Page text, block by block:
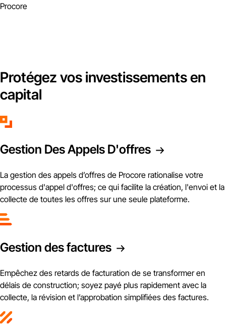
Procore
Protégez vos investissements en
capital
Gestion Des Appels D'offres
La gestion des appels d’offres de Procore rationalise votre
processus d'appel d'offres; ce qui facilite la création, l'envoi et la
collecte de toutes les offres sur une seule plateforme.
Gestion des factures
Empêchez des retards de facturation de se transformer en
délais de construction; soyez payé plus rapidement avec la
collecte, la révision et l’approbation simplifiées des factures.